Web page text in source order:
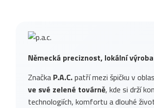
Německá preciznost, lokální
Značka P.A.C.patří mezi špičku v
ve své zelené továrně, kde si drží
technologiích, komfortu a dlouhé